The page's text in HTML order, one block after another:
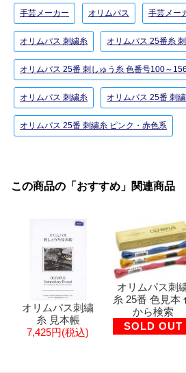
手芸メーカー オリムパス 手芸メー
オリムパス 刺繍糸 オリムパス 25番糸
オリムパス 25番 刺しゅう糸 色番号100～156
オリムパス 刺繍糸 オリムパス 25番 刺
オリムパス 25番 刺繍糸 ピンク・赤色系
この商品の「おすすめ」関連商品
オリムパス刺繍
糸 見本帳
7,425円(税込)
オリムパス刺
糸 25番 色見本
から検索
SOLD OUT